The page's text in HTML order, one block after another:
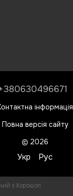
інформація
Повна версія сайту
© 2026
Укр Рус
з Хорошоп